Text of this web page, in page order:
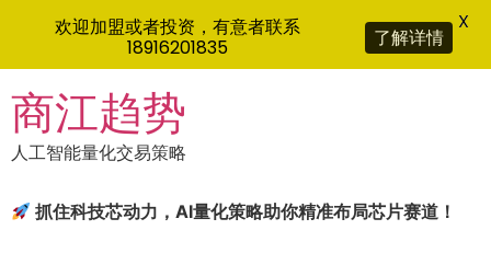
to
content
商江趋势
人工智能量化交易策略
抓住科技芯动力，AI量化策略助你精准布局芯片赛道！
欢迎加盟或者投资，有意者联系
18916201835
了解详情
X